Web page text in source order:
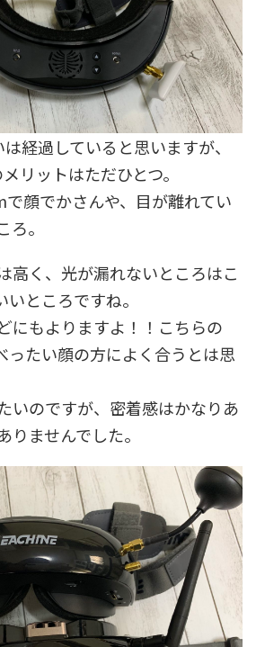
経過していると思いますが、
リットはただひとつ。
顔でかさんや、目が離れてい
。
高く、光が漏れないところはこ
ところですね。
にもよりますよ！！こちらの
ったい顔の方によく合うとは思
いのですが、密着感はかなりあ
りませんでした。